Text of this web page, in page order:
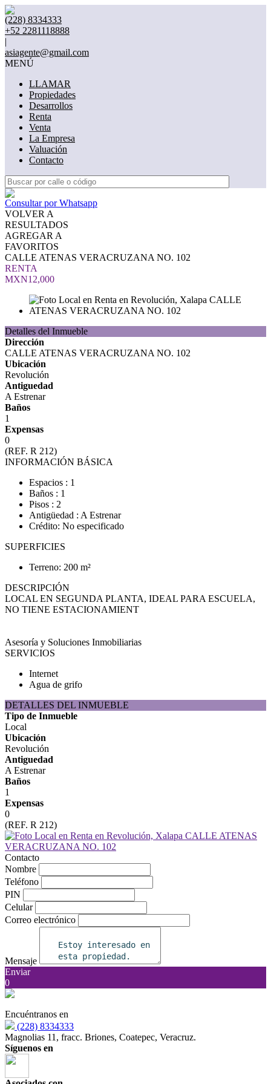
(228) 8334333
+52 2281118888
|
asiagente@gmail.com
MENÚ
LLAMAR
Propiedades
Desarrollos
Renta
Venta
La Empresa
Valuación
Contacto
Consultar por Whatsapp
VOLVER A
RESULTADOS
AGREGAR A
FAVORITOS
CALLE ATENAS VERACRUZANA NO. 102
RENTA
MXN12,000
Detalles del Inmueble
Dirección
CALLE ATENAS VERACRUZANA NO. 102
Ubicación
Revolución
Antiguedad
A Estrenar
Baños
1
Expensas
0
(REF. R 212)
INFORMACIÓN BÁSICA
Espacios : 1
Baños : 1
Pisos : 2
Antigüedad : A Estrenar
Crédito: No especificado
SUPERFICIES
Terreno: 200 m²
DESCRIPCIÓN
LOCAL EN SEGUNDA PLANTA, IDEAL PARA ESCUELA,
NO TIENE ESTACIONAMIENT
Asesoría y Soluciones Inmobiliarias
SERVICIOS
Internet
Agua de grifo
DETALLES DEL INMUEBLE
Tipo de Inmueble
Local
Ubicación
Revolución
Antiguedad
A Estrenar
Baños
1
Expensas
0
(REF. R 212)
Contacto
Nombre
Teléfono
PIN
Celular
Correo electrónico
Mensaje
Enviar
0
Encuéntranos en
(228) 8334333
Magnolias 11, fracc. Briones, Coatepec, Veracruz.
Síguenos en